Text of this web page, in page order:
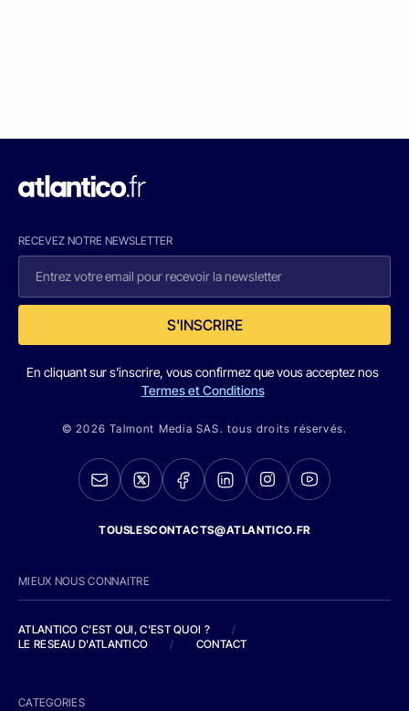
RECEVEZ NOTRE NEWSLETTER
S'INSCRIRE
En cliquant sur s'inscrire, vous confirmez que vous acceptez nos
Termes et Conditions
© 2026 Talmont Media SAS. tous droits réservés.
TOUSLESCONTACTS@ATLANTICO.FR
MIEUX NOUS CONNAITRE
ATLANTICO C'EST QUI, C'EST QUOI ?
/
LE RESEAU D'ATLANTICO
/ CONTACT
CATEGORIES